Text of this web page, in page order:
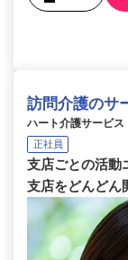
訪問介護のサ
ハート介護サービ
正社員
支店ごとの活動
支店をどんどん